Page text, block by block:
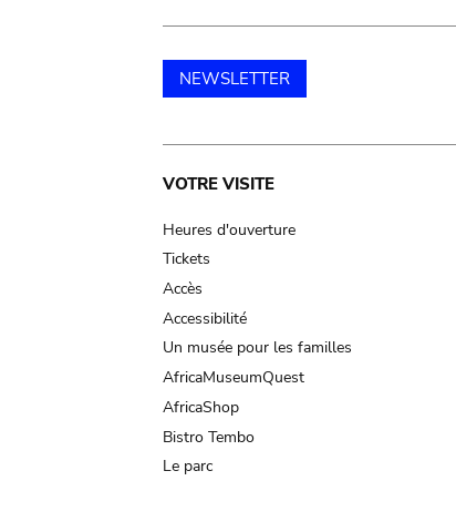
NEWSLETTER
Main
navigation
VOTRE VISITE
Heures d'ouverture
Tickets
Accès
Accessibilité
Un musée pour les familles
AfricaMuseumQuest
AfricaShop
Bistro Tembo
Le parc